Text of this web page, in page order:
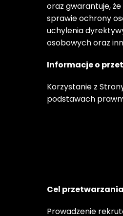
oraz gwarantuje,
sprawie ochrony
uchylenia
osobowych oraz
Informacje o
Korzystanie z
podstawach
Cel
Prowadzenie